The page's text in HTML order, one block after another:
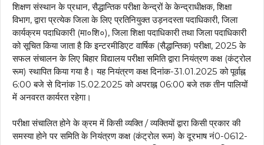
शिक्षण संस्थान के प्रधान, सैद्धान्तिक परीक्षा केन्द्रों के केन्द्राधीक्षक, शिक्षा
विभाग, द्वारा प्रत्येक जिला के लिए प्रतिनियुक्त उड़नदस्ता पदाधिकारी, जिला
कार्यक्रम पदाधिकारी (मा०शि०), जिला शिक्षा पदाधिकारी तथा जिला पदाधिकारी
को सूचित किया जाता है कि इन्टरमीडिएट वार्षिक (सैद्धान्तिक) परीक्षा, 2025 के
सफल संचालन के लिए बिहार विद्यालय परीक्षा समिति द्वारा नियंत्रण कक्ष (कंट्रोल
रूम) स्थापित किया गया है। यह नियंत्रण कक्ष दिनांक-31.01.2025 को पूर्वाह्न
6:00 बजे से दिनांक 15.02.2025 को अपराह्न 06:00 बजे तक तीन पालियों
में अनवरत कार्यरत रहेगा।
परीक्षा संचालित होने के क्रम में किसी व्यक्ति / व्यक्तियों द्वारा किसी प्रकार की
समस्या होने पर समिति के नियंत्रण कक्ष (कंट्रोल रूम) के दूरभाष नं0-0612-